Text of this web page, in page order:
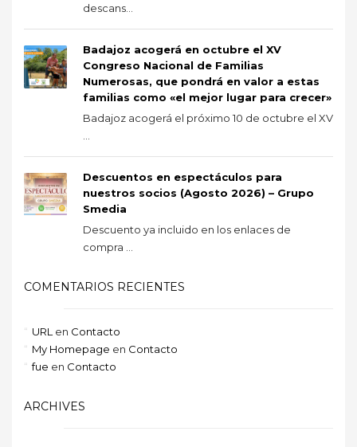
descans...
Badajoz acogerá en octubre el XV
Congreso Nacional de Familias
Numerosas, que pondrá en valor a estas
familias como «el mejor lugar para crecer»
Badajoz acogerá el próximo 10 de octubre el XV
Descuentos en espectáculos para
nuestros socios (Agosto 2026) – Grupo
Smedia
Descuento ya incluido en los enlaces de
compra ...
COMENTARIOS RECIENTES
URL en Contacto
My Homepage en Contacto
fue en Contacto
ARCHIVES